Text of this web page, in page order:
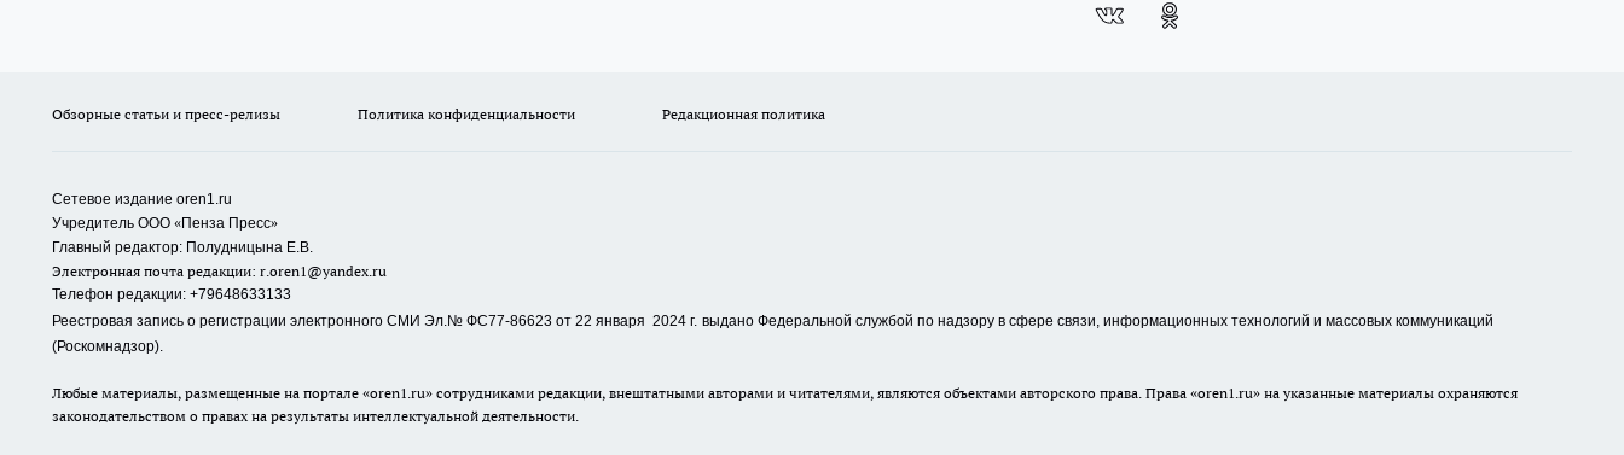
Обзорные статьи и пресс-релизы Политика конфиденциальности Редакционная политика
Сетевое издание oren1.ru
Учредитель ООО «Пенза Пресс»
Главный редактор: Полудницына Е.В.
Электронная почта редакции: r.oren1@yandex.ru
Телефон редакции: +79648633133
Реестровая запись о регистрации электронного СМИ Эл.№ ФС77-86623 от 22 января 2024 г. выдано Федеральной службой по надзору в сфере связи, информационных технологий и массовых коммуникаций
(Роскомнадзор).
Любые материалы, размещенные на портале «oren1.ru» сотрудниками редакции, внештатными авторами и читателями, являются объектами авторского права. Права «oren1.ru» на указанные материалы охраняются
законодательством о правах на результаты интеллектуальной деятельности.